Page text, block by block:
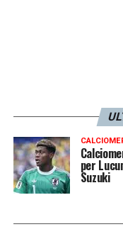
per
Suzuki